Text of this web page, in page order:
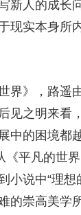
新人的成长
现实本身所
界》，路遥
见之明来看
中的困境都
《平凡的世
小说中“理想
的崇高美学